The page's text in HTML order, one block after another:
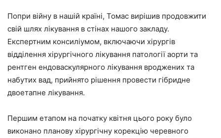
Попри війну в нашій країні, Томас вирішив продовжити
свій шлях лікування в стінах нашого закладу.
Експертним консиліумом, включаючи хірургів
відділення хірургічного лікування патології аорти та
рентген ендоваскулярного лікування вроджених та
набутих вад, прийнято рішення провести гібридне
двоетапне лікування.
Першим етапом на початку квітня цього року було
виконано планову хірургічну корекцію черевного